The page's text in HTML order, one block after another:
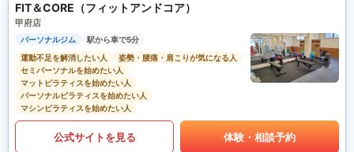
FIT＆CORE（フィットアンドコア）
甲府店
パーソナルジム
駅から車で5分
運動不足を解消したい人
姿勢・腰痛・肩こりが気になる人
セミパーソナルを始めたい人
マットピラティスを始めたい人
パーソナルピラティスを始めたい人
マシンピラティスを始めたい人
公式サイトを見る 体験・相談予約